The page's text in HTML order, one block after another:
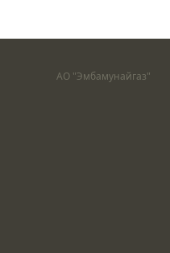
АО "Эмбамунайгаз"